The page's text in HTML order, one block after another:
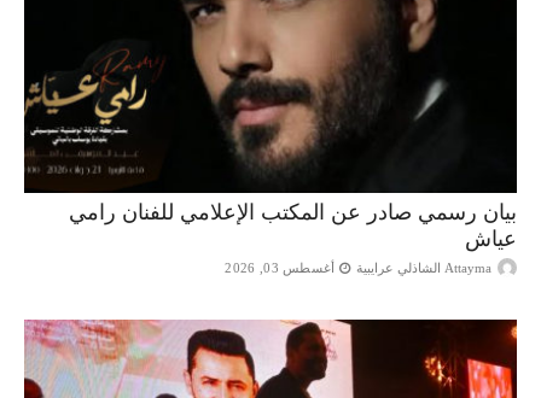
بيان رسمي صادر عن المكتب الإعلامي للفنان رامي
عياش
Attayma الشاذلي عرايبية أغسطس 03, 2026